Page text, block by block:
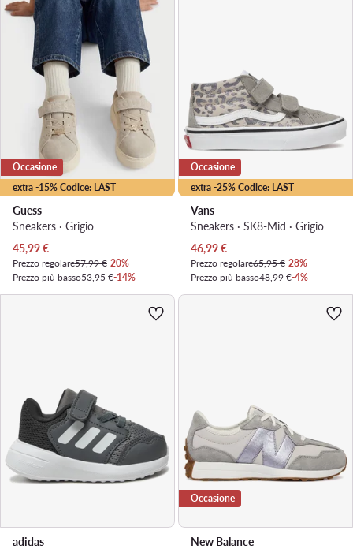
extra -15% Codice: LAST
Occasione
Guess
Sneakers · Grigio
Prezzo attuale
45,99€
Prezzo regolare57,99 €-20%
Prezzo più basso53,95 €-14%
extra -25% Codice: LAST
Occasione
Vans
Sneakers · SK8-Mid · Grigio
Prezzo attuale
46,99€
Prezzo regolare65,95 €-28%
Prezzo più basso48,99 €-4%
adidas
Occasione
New Balance